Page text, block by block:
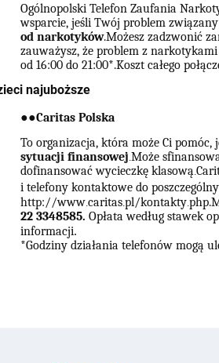
Ogólnopolski Telefon Zaufania
wsparcie, jeśli Twój problem
od narkotyków.Możesz zadzwonić
zauważysz, że problem z
od 16:00 do 21:00*.Koszt całego
najuboższe
●●Caritas Polska
To organizacja, która może Ci
sytuacji finansowej Może
dofinansować wycieczkę klasową
i telefony kontaktowe do
http://www. caritas. pl/kontakty.
22 3348585. Opłata według stawek
informacji.
*Godziny działania telefonów mogą